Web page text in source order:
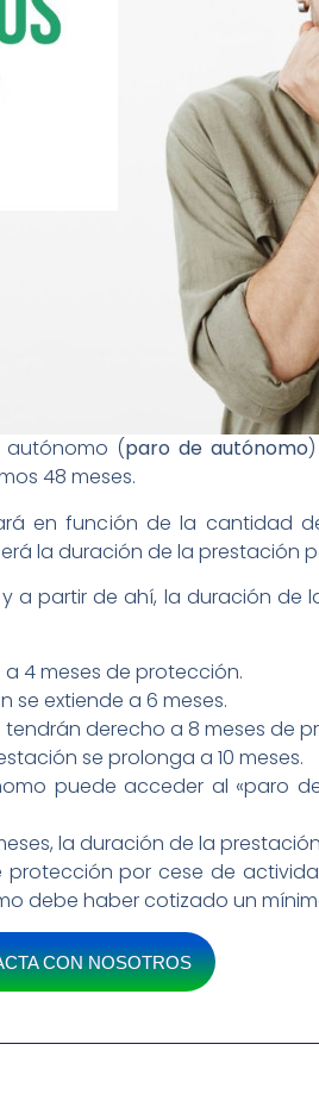
autónomo (paro de autónomo
48 meses.
en función de la cantidad
la duración de la prestación
a partir de ahí, la duración
a 4 meses de protección.
se extiende a 6 meses.
derecho a 8 meses de
se prolonga a 10 meses.
puede acceder al «paro
la duración de la prestación
protección por cese de
debe haber cotizado un
CON NOSOTROS